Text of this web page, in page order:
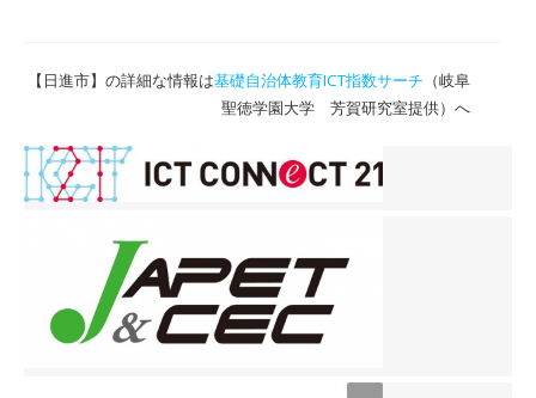
【日進市】の詳細な情報は基礎自治体教育ICT指数サーチ （岐阜
聖徳学園大学 芳賀研究室提供）へ